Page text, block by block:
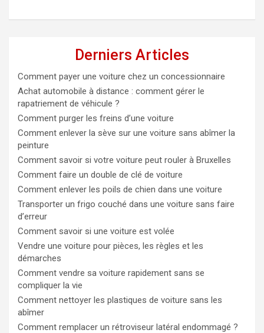
Derniers Articles
Comment payer une voiture chez un concessionnaire
Achat automobile à distance : comment gérer le
rapatriement de véhicule ?
Comment purger les freins d’une voiture
Comment enlever la sève sur une voiture sans abîmer la
peinture
Comment savoir si votre voiture peut rouler à Bruxelles
Comment faire un double de clé de voiture
Comment enlever les poils de chien dans une voiture
Transporter un frigo couché dans une voiture sans faire
d’erreur
Comment savoir si une voiture est volée
Vendre une voiture pour pièces, les règles et les
démarches
Comment vendre sa voiture rapidement sans se
compliquer la vie
Comment nettoyer les plastiques de voiture sans les
abîmer
Comment remplacer un rétroviseur latéral endommagé ?